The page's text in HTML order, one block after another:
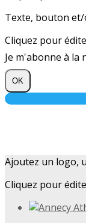
Texte, bouton
Cliquez pour
Je m'abonne à la
OK
Ajoutez un logo,
Cliquez pour